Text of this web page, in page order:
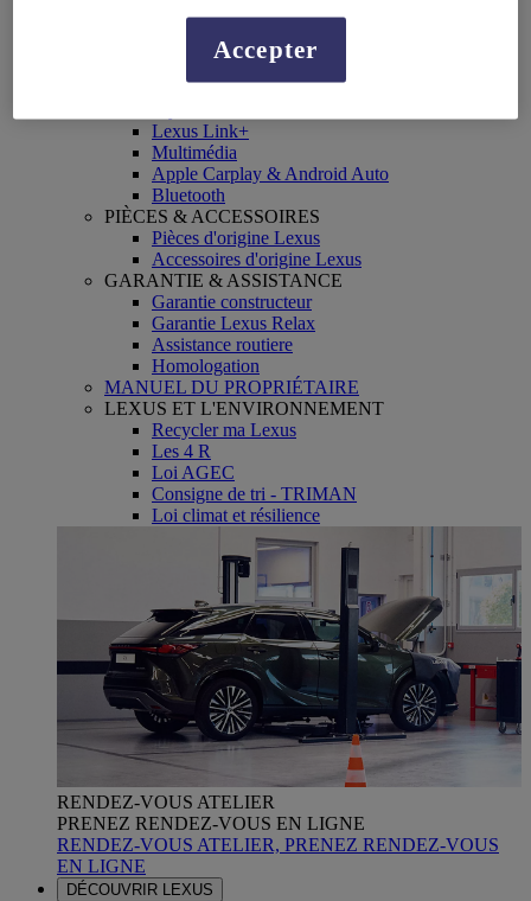
Vidange d'huile
Réparation
Campagne de rappel
SERVICES CONNECTES
Lexus Link+
Multimédia
Apple Carplay & Android Auto
Bluetooth
PIÈCES & ACCESSOIRES
Pièces d'origine Lexus
Accessoires d'origine Lexus
GARANTIE & ASSISTANCE
Garantie constructeur
Garantie Lexus Relax
Assistance routiere
Homologation
MANUEL DU PROPRIÉTAIRE
LEXUS ET L'ENVIRONNEMENT
Recycler ma Lexus
Les 4 R
Loi AGEC
Consigne de tri - TRIMAN
Loi climat et résilience
RENDEZ-VOUS ATELIER
PRENEZ RENDEZ-VOUS EN LIGNE
RENDEZ-VOUS ATELIER, PRENEZ RENDEZ-VOUS
EN LIGNE
DÉCOUVRIR LEXUS
Accepter